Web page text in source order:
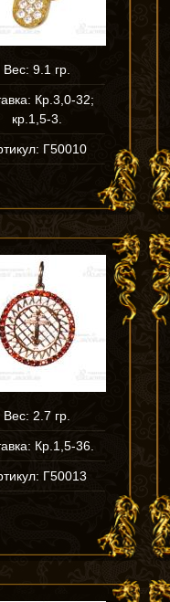
Вес: 9.1 гр.
Кр.3,0-32;
кр.1,5-3.
Г50010
Вес: 2.7 гр.
Кр.1,5-36.
Г50013